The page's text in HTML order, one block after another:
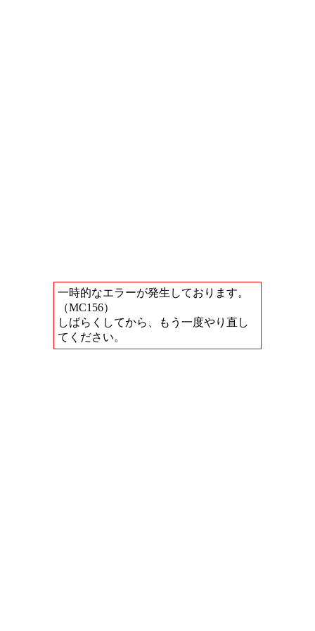
一時的なエラーが発生しております。
（MC156）
しばらくしてから、もう一度やり直し
てください。